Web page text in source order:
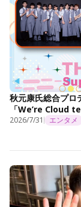
秋元康氏総合プ
「We’re Cloud
2026/7/31 エンタメ